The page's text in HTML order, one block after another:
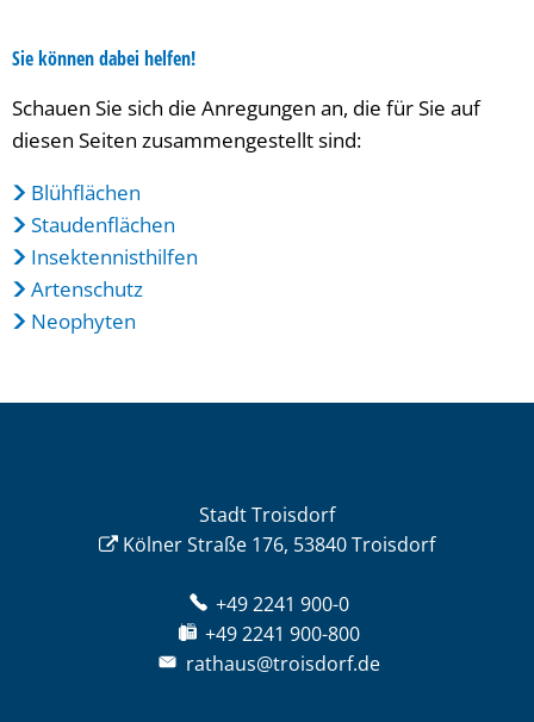
Sie können dabei helfen!
Schauen Sie sich die Anregungen an, die für Sie auf
diesen Seiten zusammengestellt sind:
Blühflächen
Staudenflächen
Insektennisthilfen
Artenschutz
Neophyten
Stadt Troisdorf
Kölner Straße 176, 53840 Troisdorf
+49 2241 900-0
+49 2241 900-800
rathaus@troisdorf.de